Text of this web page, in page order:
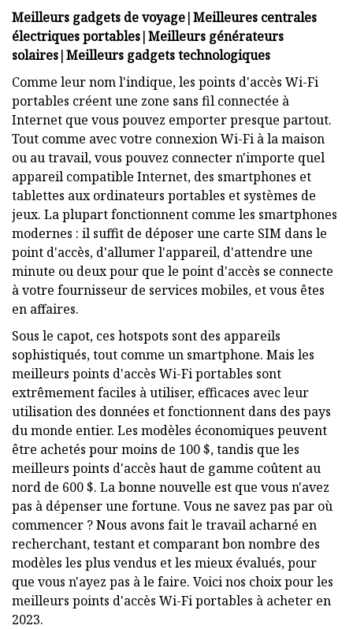
Meilleurs gadgets de voyage|Meilleures centrales
électriques portables|Meilleurs générateurs
solaires|Meilleurs gadgets technologiques
Comme leur nom l'indique, les points d'accès Wi-Fi
portables créent une zone sans fil connectée à
Internet que vous pouvez emporter presque partout.
Tout comme avec votre connexion Wi-Fi à la maison
ou au travail, vous pouvez connecter n'importe quel
appareil compatible Internet, des smartphones et
tablettes aux ordinateurs portables et systèmes de
jeux. La plupart fonctionnent comme les smartphones
modernes : il suffit de déposer une carte SIM dans le
point d'accès, d'allumer l'appareil, d'attendre une
minute ou deux pour que le point d'accès se connecte
à votre fournisseur de services mobiles, et vous êtes
en affaires.
Sous le capot, ces hotspots sont des appareils
sophistiqués, tout comme un smartphone. Mais les
meilleurs points d'accès Wi-Fi portables sont
extrêmement faciles à utiliser, efficaces avec leur
utilisation des données et fonctionnent dans des pays
du monde entier. Les modèles économiques peuvent
être achetés pour moins de 100 $, tandis que les
meilleurs points d'accès haut de gamme coûtent au
nord de 600 $. La bonne nouvelle est que vous n'avez
pas à dépenser une fortune. Vous ne savez pas par où
commencer ? Nous avons fait le travail acharné en
recherchant, testant et comparant bon nombre des
modèles les plus vendus et les mieux évalués, pour
que vous n'ayez pas à le faire. Voici nos choix pour les
meilleurs points d'accès Wi-Fi portables à acheter en
2023.